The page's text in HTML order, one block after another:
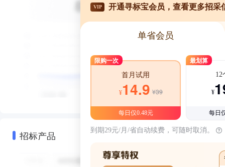
招标产品
VIP 开通寻标宝会员，查看更多招采
单省会员
限购一次
首月试用
¥14.9 ¥39
每日仅0.48元
最划算
12
¥
每日
到期29元/月/省自动续费，可随时取消。